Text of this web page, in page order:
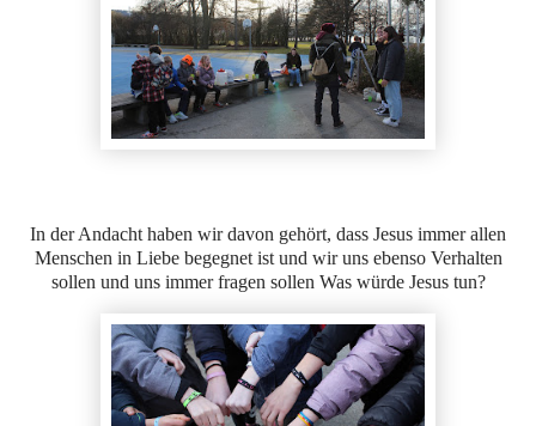
In der Andacht haben wir davon gehört, dass Jesus immer allen
Menschen in Liebe begegnet ist und wir uns ebenso Verhalten
sollen und uns immer fragen sollen Was würde Jesus tun?